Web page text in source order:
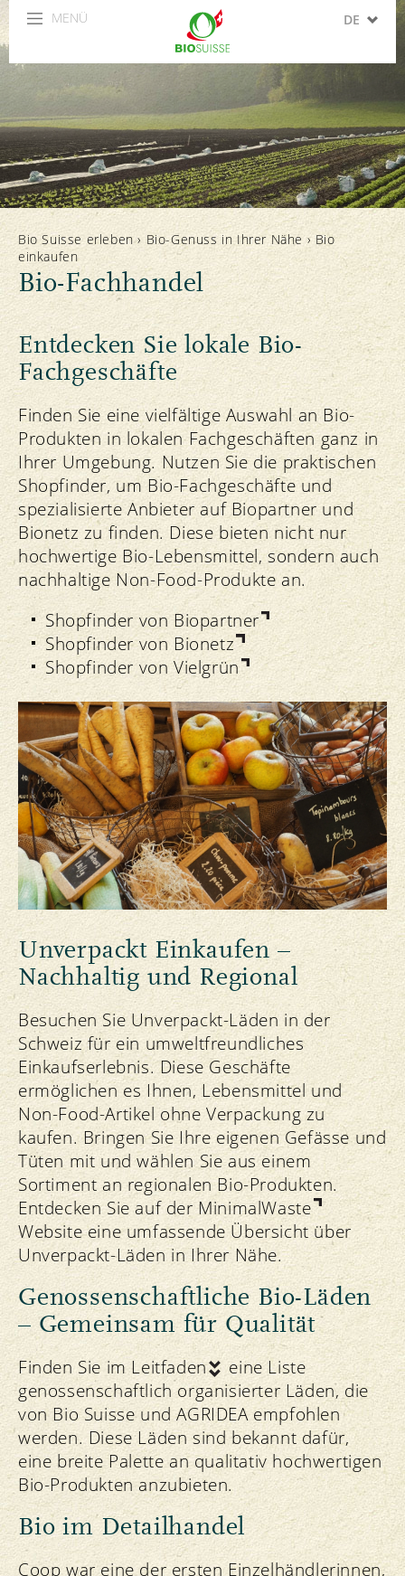
MENÜ DE
IT
EN
ES
Bio Suisse erleben› Bio-Genuss in Ihrer Nähe›Bio
einkaufen
Bio-Fachhandel
Entdecken Sie lokale Bio-
Fachgeschäfte
Finden Sie eine vielfältige Auswahl an Bio-
Produkten in lokalen Fachgeschäften ganz in
Ihrer Umgebung. Nutzen Sie die praktischen
Shopfinder, um Bio-Fachgeschäfte und
spezialisierte Anbieter auf Biopartner und
Bionetz zu finden. Diese bieten nicht nur
hochwertige Bio-Lebensmittel, sondern auch
nachhaltige Non-Food-Produkte an.
Shopfinder von Biopartner
Shopfinder von Bionetz
Shopfinder von Vielgrün
Unverpackt Einkaufen –
Nachhaltig und Regional
Besuchen Sie Unverpackt-Läden in der
Schweiz für ein umweltfreundliches
Einkaufserlebnis. Diese Geschäfte
ermöglichen es Ihnen, Lebensmittel und
Non-Food-Artikel ohne Verpackung zu
kaufen. Bringen Sie Ihre eigenen Gefässe und
Tüten mit und wählen Sie aus einem
Sortiment an regionalen Bio-Produkten.
Entdecken Sie auf derMinimalWaste
Website eine umfassende Übersicht über
Unverpackt-Läden in Ihrer Nähe.
Genossenschaftliche Bio-Läden
– Gemeinsam für Qualität
Finden Sie im Leitfaden
eine Liste
genossenschaftlich organisierter Läden, die
von Bio Suisse und AGRIDEA empfohlen
werden. Diese Läden sind bekannt dafür,
eine breite Palette an qualitativ hochwertigen
Bio-Produkten anzubieten.
Bio im Detailhandel
Coop war eine der ersten Einzelhändlerinnen,